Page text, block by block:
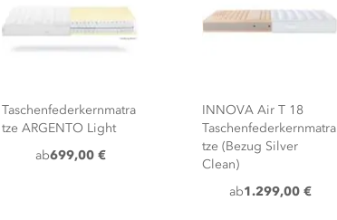
Taschenfederkernmatra
tze ARGENTO Light
ab699,00 €
INNOVA Air T 18
Taschenfederkernmatra
tze (Bezug Silver
Clean)
ab1.299,00 €